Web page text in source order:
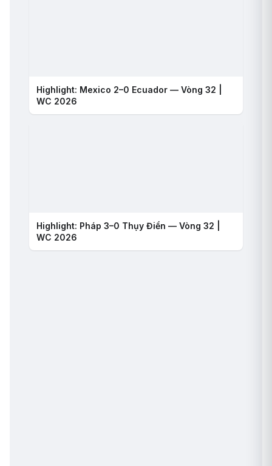
Highlight: Mexico 2–0 Ecuador — Vòng 32 |
WC 2026
Highlight: Pháp 3–0 Thụy Điển — Vòng 32 |
WC 2026